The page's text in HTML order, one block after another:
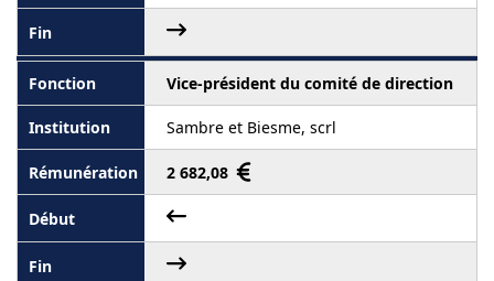
Vice-président du comité de direction
Sambre et Biesme, scrl
2 682,08